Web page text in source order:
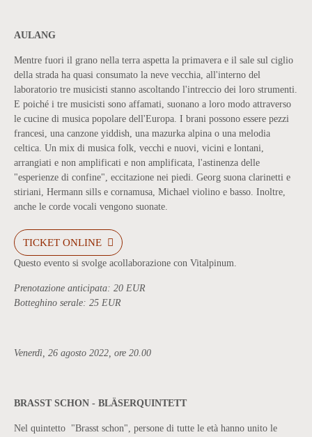
AULANG
Mentre fuori il grano nella terra aspetta la primavera e il sale sul ciglio
della strada ha quasi consumato la neve vecchia, all'interno del
laboratorio tre musicisti stanno ascoltando l'intreccio dei loro strumenti.
E poiché i tre musicisti sono affamati, suonano a loro modo attraverso
le cucine di musica popolare dell'Europa. I brani possono essere pezzi
francesi, una canzone yiddish, una mazurka alpina o una melodia
celtica. Un mix di musica folk, vecchi e nuovi, vicini e lontani,
arrangiati e non amplificati e non amplificata, l'astinenza delle
"esperienze di confine", eccitazione nei piedi. Georg suona clarinetti e
stiriani, Hermann sills e cornamusa, Michael violino e basso. Inoltre,
anche le corde vocali vengono suonate.
TICKET ONLINE
Questo evento si svolge acollaborazione con Vitalpinum.
Prenotazione anticipata: 20 EUR
Botteghino serale: 25 EUR
Venerdì, 26 agosto 2022, ore 20.00
BRASST SCHON - BLÄSERQUINTETT
Nel quintetto "Brasst schon", persone di tutte le età hanno unito le